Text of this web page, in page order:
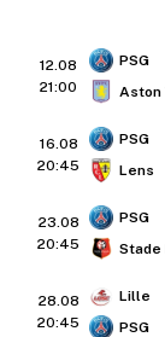
12.08
21:00
PSG
Aston
16.08
20:45
PSG
Lens
23.08
20:45
PSG
Stade
28.08
20:45
Lille
PSG